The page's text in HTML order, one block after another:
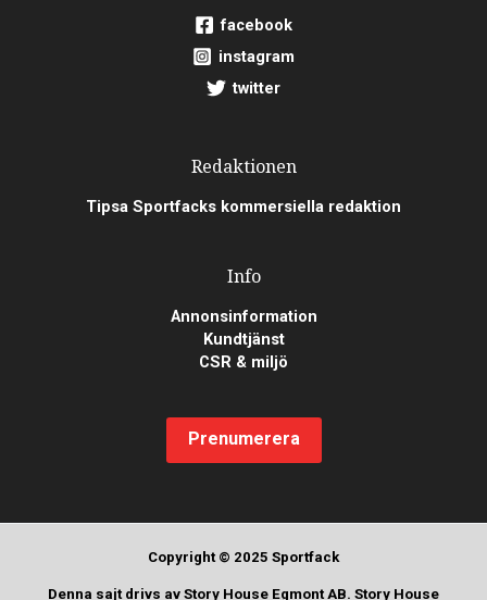
facebook
instagram
twitter
Redaktionen
Tipsa Sportfacks kommersiella redaktion
Info
Annonsinformation
Kundtjänst
CSR & miljö
Prenumerera
Copyright © 2025 Sportfack
Denna sajt drivs av Story House Egmont AB. Story House